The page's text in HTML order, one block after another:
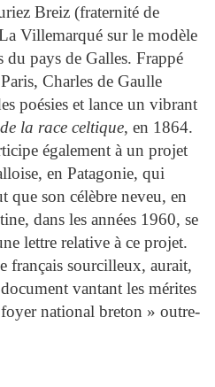
Breiz (fraternité de
Villemarqué sur le modèle
du pays de Galles. Frappé
Charles de Gaulle
poésies et lance un vibrant
la race celtique, en 1864.
également à un projet
en Patagonie, qui
que son célèbre neveu, en
dans les années 1960, se
lettre relative à ce projet.
français sourcilleux, aurait,
vantant les mérites
national breton » outre-